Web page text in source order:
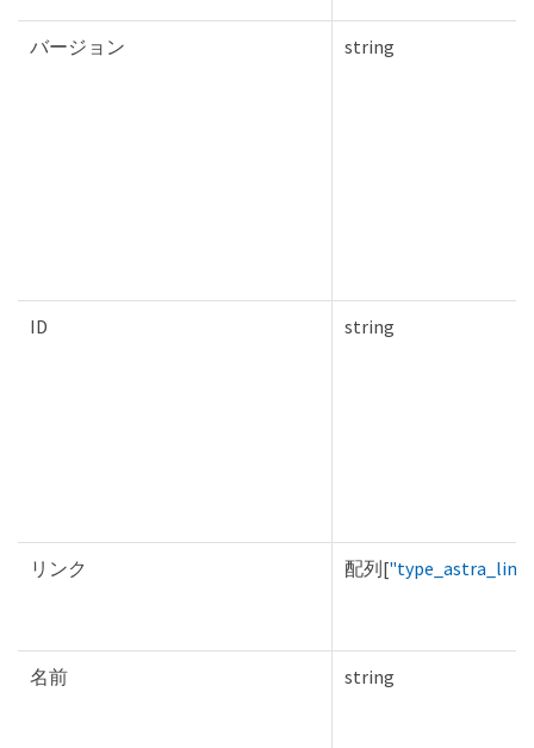
バージョン string
ID string
リンク 配列["type_astra_link"
名前 string